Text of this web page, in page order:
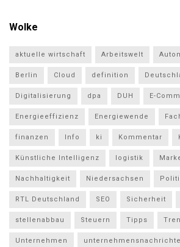
Wolke
aktuelle wirtschaft Arbeitswelt
Berlin Cloud definition
Digitalisierung dpa DUH E-
Energieeffizienz Energiewende
finanzen Info ki Kommentar
Künstliche Intelligenz logistik
Nachhaltigkeit Niedersachsen
RTL Deutschland SEO Sicherheit
stellenabbau Steuern Tipps
Unternehmen